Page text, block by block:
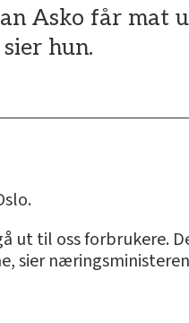
Asko får mat
hun.
ut til oss forbrukere.
sier